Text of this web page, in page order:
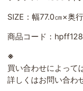
SIZE：幅77.0㎝×奥
商品コード：hpff128
※
買い合わせによって
詳しくはお問い合わ